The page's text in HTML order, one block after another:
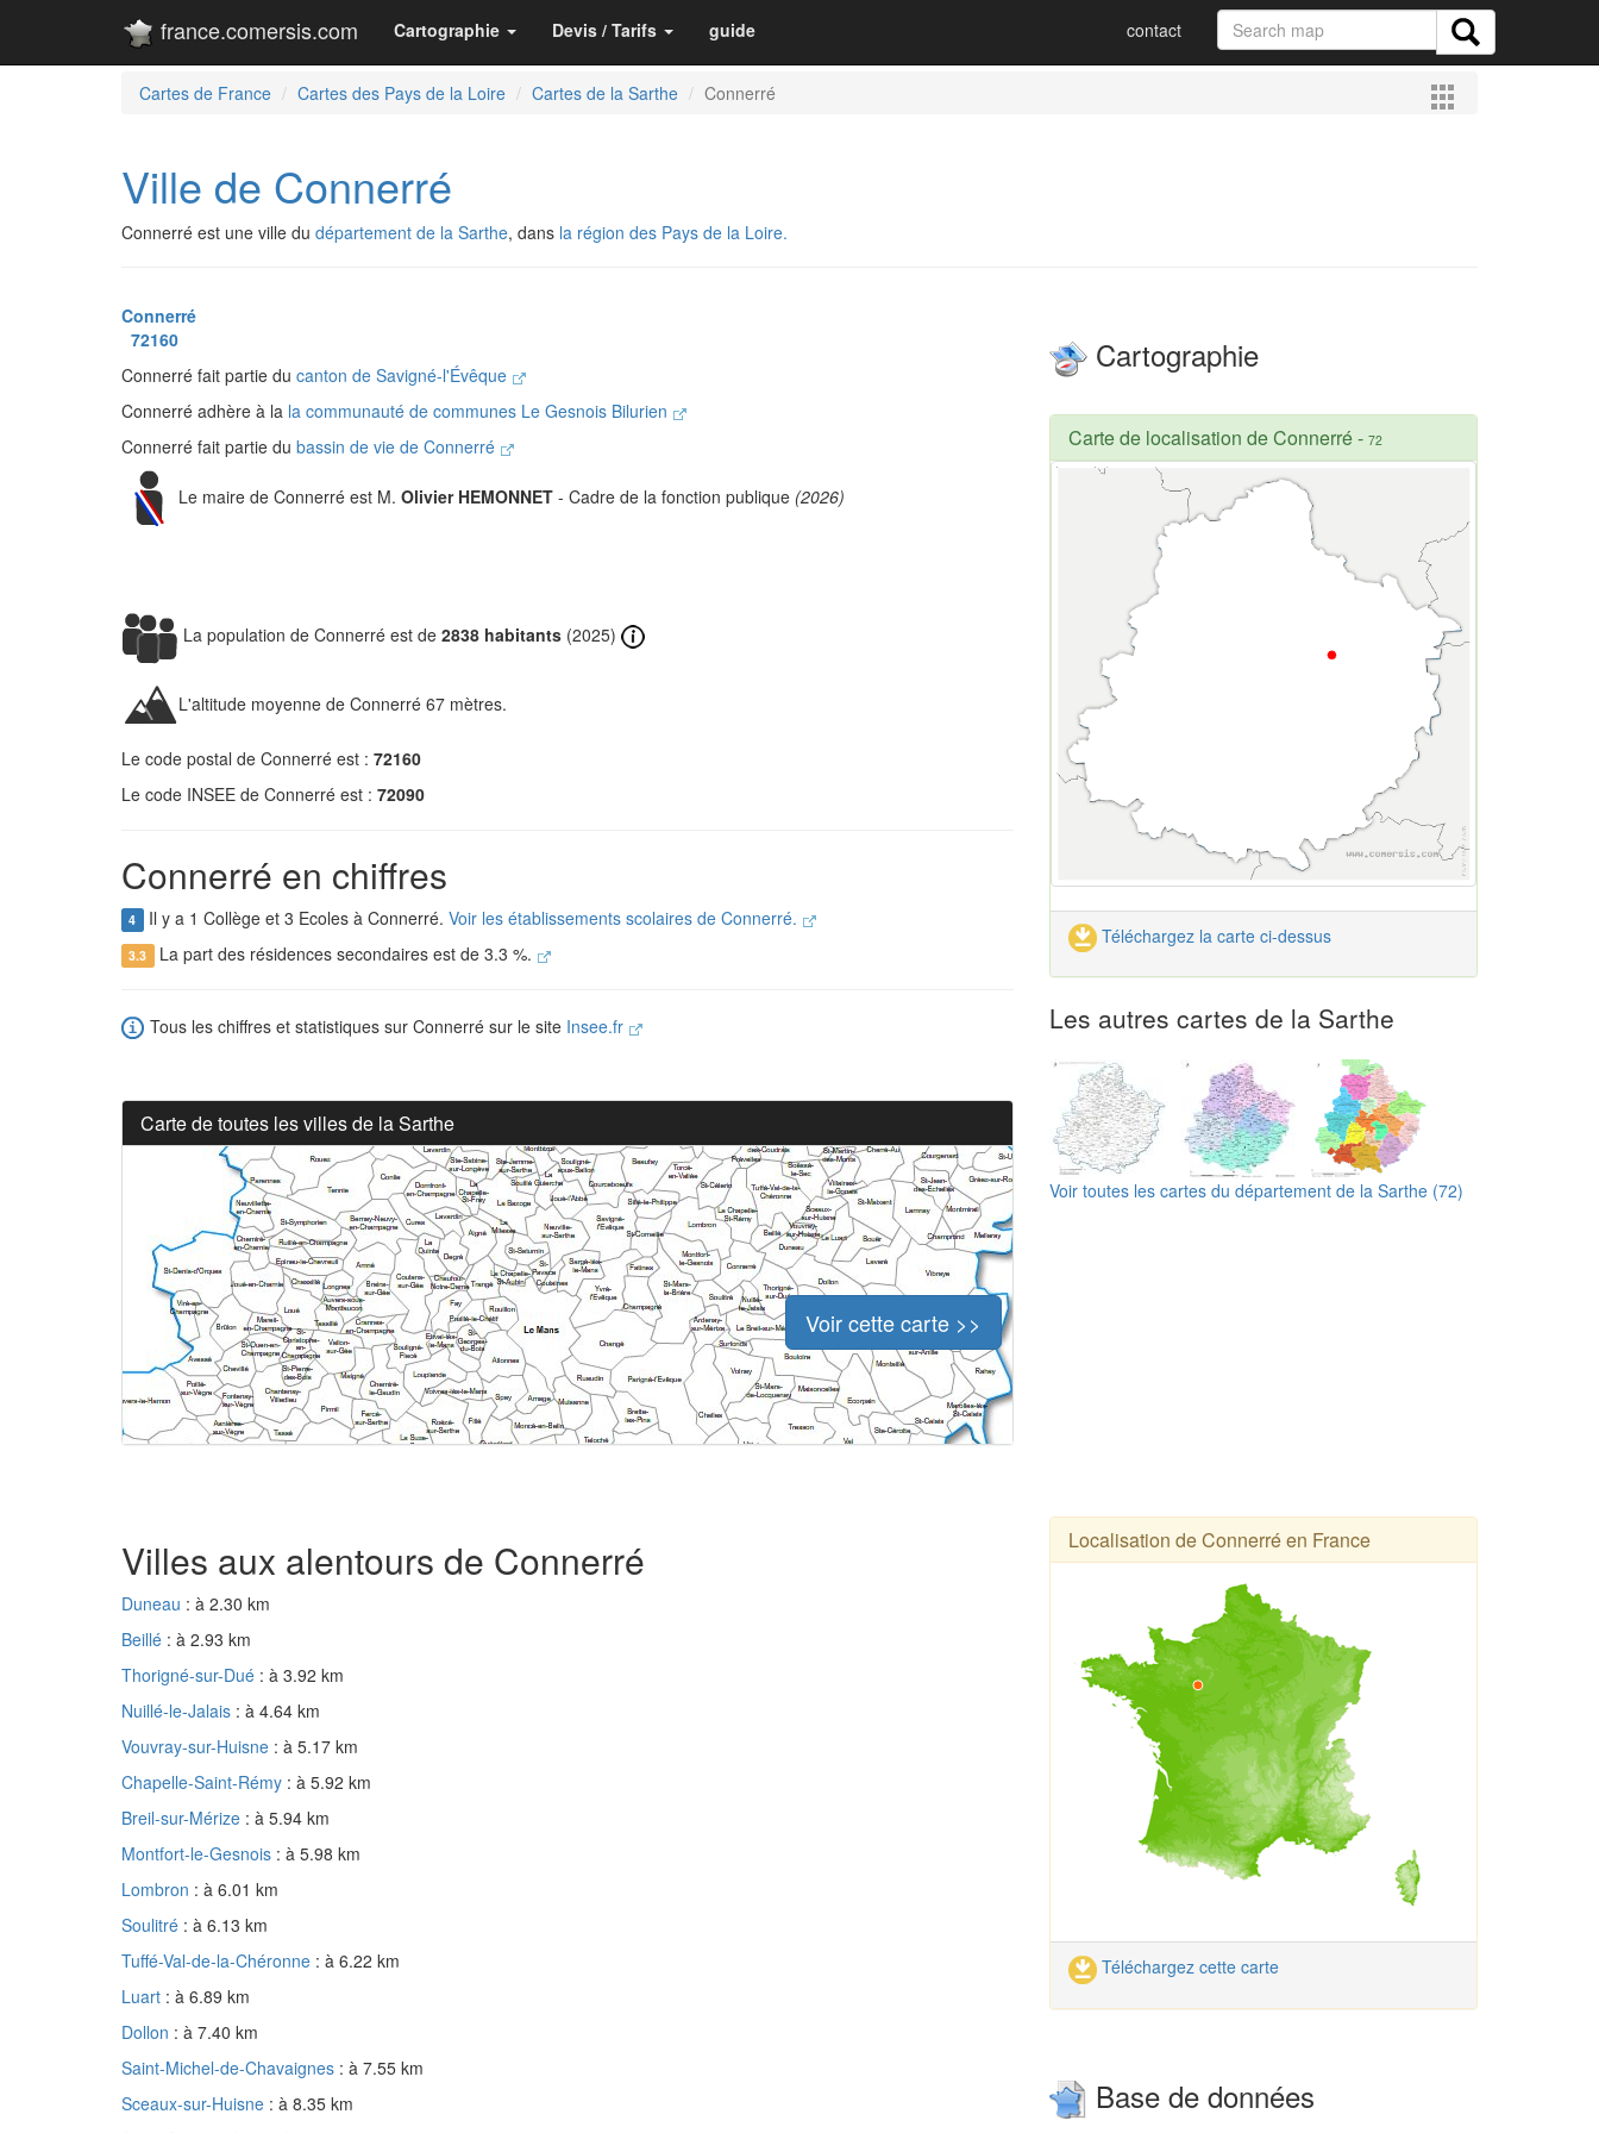
france.comersis.com Cartographie Devis / Tarifs guide contact
Cartes de France Cartes des Pays de la Loire Cartes de la Sarthe Connerré
Ville de Connerré
Connerré est une ville du département de la Sarthe, dans la région des Pays de la Loire.
Connerré
72160
Connerré fait partie du canton de Savigné-l'Évêque
Connerré adhère à la la communauté de communes Le Gesnois Bilurien
Connerré fait partie du bassin de vie de Connerré
Le maire de Connerré est M. Olivier HEMONNET - Cadre de la fonction publique (2026)
La population de Connerré est de 2838 habitants (2025)
L'altitude moyenne de Connerré 67 mètres.
Le code postal de Connerré est : 72160
Le code INSEE de Connerré est : 72090
Connerré en chiffres
4 Il y a 1 Collège et 3 Ecoles à Connerré. Voir les établissements scolaires de Connerré.
3.3 La part des résidences secondaires est de 3.3 %.
Tous les chiffres et statistiques sur Connerré sur le site Insee.fr
Carte de toutes les villes de la Sarthe
Voir cette carte >>
Cartographie
Carte de localisation de Connerré- 72
Téléchargez la carte ci-dessus
Les autres cartes de la Sarthe
Voir toutes les cartes du département de la Sarthe (72)
Villes aux alentours de Connerré
Duneau : à 2.30 km
Beillé : à 2.93 km
Thorigné-sur-Dué : à 3.92 km
Nuillé-le-Jalais : à 4.64 km
Vouvray-sur-Huisne : à 5.17 km
Chapelle-Saint-Rémy : à 5.92 km
Breil-sur-Mérize : à 5.94 km
Montfort-le-Gesnois : à 5.98 km
Lombron : à 6.01 km
Soulitré : à 6.13 km
Tuffé-Val-de-la-Chéronne : à 6.22 km
Luart : à 6.89 km
Dollon : à 7.40 km
Saint-Michel-de-Chavaignes : à 7.55 km
Sceaux-sur-Huisne : à 8.35 km
Localisation de Connerré en France
Téléchargez cette carte
Base de données